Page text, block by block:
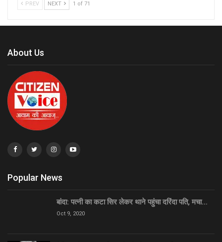
PREV NEXT 1 of 71
About Us
Popular News
बांदा: पत्नी का कटा सिर लेकर थाने पहुंचा दरिंदा पति, मचा…
Oct 9, 2020